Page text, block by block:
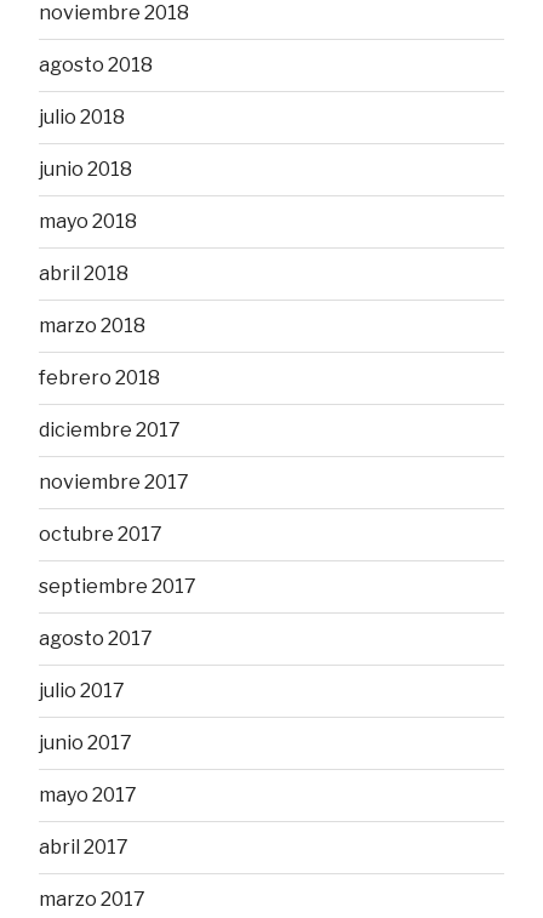
noviembre 2018
agosto 2018
julio 2018
junio 2018
mayo 2018
abril 2018
marzo 2018
febrero 2018
diciembre 2017
noviembre 2017
octubre 2017
septiembre 2017
agosto 2017
julio 2017
junio 2017
mayo 2017
abril 2017
marzo 2017